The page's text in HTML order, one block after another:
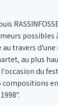
possibles
travers
au plus
du